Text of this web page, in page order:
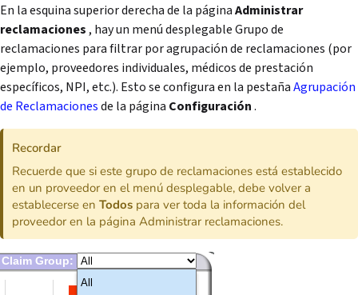
En la esquina superior derecha de la páginaAdministrar
reclamaciones , hay un menú desplegable Grupo de
reclamaciones para filtrar por agrupación de reclamaciones (por
ejemplo, proveedores individuales, médicos de prestación
específicos, NPI, etc.). Esto se configura en la pestañaAgrupación
de Reclamacionesde la página Configuración.
Recordar
Recuerde que si este grupo de reclamaciones está establecido
en un proveedor en el menú desplegable, debe volver a
establecerse enTodos para ver toda la información del
proveedor en la página Administrar reclamaciones.